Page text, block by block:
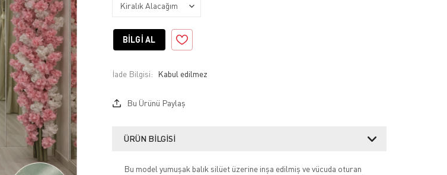
BILGI AL
İade Bilgisi:
Bu Ürünü Paylaş
ÜRÜN BILGISI
Bu model yumuşak balık silüet üzerine inşa edilmiş ve vücuda oturan